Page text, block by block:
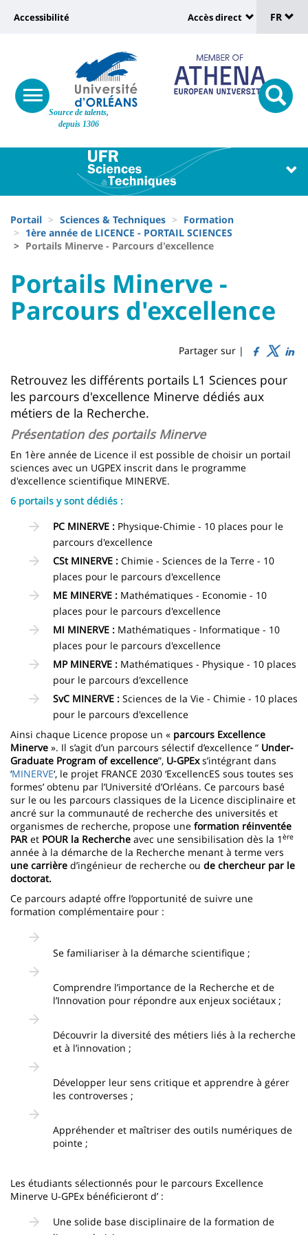
Site
Source de talents,
depuis 1306
Université
Recherche
responsive
menu
button
Université
vers
page
accessibilité
Accessibilité
:
Shortcut
links
Accès direct
de
FR
Université
Block
liste
des
composantes
d'Ariane
Portail Sciences & Techniques
Formation
1ère année de LICENCE - PORTAIL SCIENCES
Portails Minerve - Parcours d'excellence
University
:
Sidebar
University
:
Main
Titre
Portails Minerve -
Parcours d'excellence
Partager sur |
Contenu
de
la
page
principale
Retrouvez les différents portails L1 Sciences pour
les parcours d'excellence Minerve dédiés aux
métiers de la Recherche.
Présentation des portails Minerve
En 1ère année de Licence il est possible de choisir un portail
sciences avec un UGPEX inscrit dans le programme
d'excellence scientifique MINERVE.
6 portails y sont dédiés :
PC MINERVE : Physique-Chimie - 10 places pour le
parcours d'excellence
CSt MINERVE : Chimie - Sciences de la Terre - 10
places pour le parcours d'excellence
ME MINERVE : Mathématiques - Economie - 10
places pour le parcours d'excellence
MI MINERVE : Mathématiques - Informatique - 10
places pour le parcours d'excellence
MP MINERVE : Mathématiques - Physique - 10 places
pour le parcours d'excellence
SvC MINERVE : Sciences de la Vie - Chimie - 10 places
pour le parcours d'excellence
Ainsi chaque Licence propose un « parcours Excellence
Minerve ». Il s’agit d’un parcours sélectif d’excellence “ Under-
Graduate Program of excellence”, U-GPExs’intégrant dans
‘MINERVE‘, le projet FRANCE 2030 ‘ExcellencES sous toutes ses
formes’ obtenu par l’Université d’Orléans. Ce parcours basé
sur le ou les parcours classiques de la Licence disciplinaire et
ancré sur la communauté de recherche des universités et
organismes de recherche, propose une formation réinventée
PAR et POUR la Recherche avec une sensibilisation dès la 1 ère
année à la démarche de la Recherche menant à terme vers
une carrière d’ingénieur de recherche ou de chercheur par le
doctorat.
Ce parcours adapté offre l’opportunité de suivre une
formation complémentaire pour :
Se familiariser à la démarche scientifique ;
Comprendre l’importance de la Recherche et de
l’Innovation pour répondre aux enjeux sociétaux ;
Découvrir la diversité des métiers liés à la recherche
et à l’innovation ;
Développer leur sens critique et apprendre à gérer
les controverses ;
Appréhender et maîtriser des outils numériques de
pointe ;
Les étudiants sélectionnés pour le parcours Excellence
Minerve U-GPEx bénéficieront d’ :
Une solide base disciplinaire de la formation de